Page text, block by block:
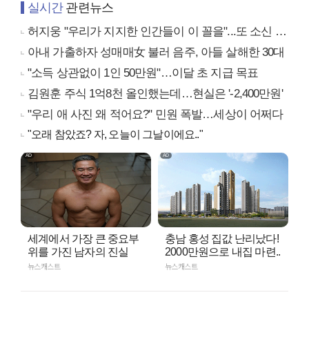
실시간관련뉴스
허지웅 "우리가 지지한 인간들이 이 꼴을"...또 소신 발언
아내 가출하자 성매매女 불러 음주, 아들 살해한 30대
"소득 상관없이 1인 50만원"…이달 초 지급 목표
김원훈 주식 1억8천 올인했는데…현실은 '-2,400만원'
"우리 애 사진 왜 적어요?" 민원 폭발…세상이 어쩌다
"오래 참았죠? 자, 오늘이 그날이에요.."
세계에서 가장 큰 중요부
위를 가진 남자의 진실
뉴스캐스트
충남 홍성 집값 난리났다!
2000만원으로 내집 마련..
뉴스캐스트